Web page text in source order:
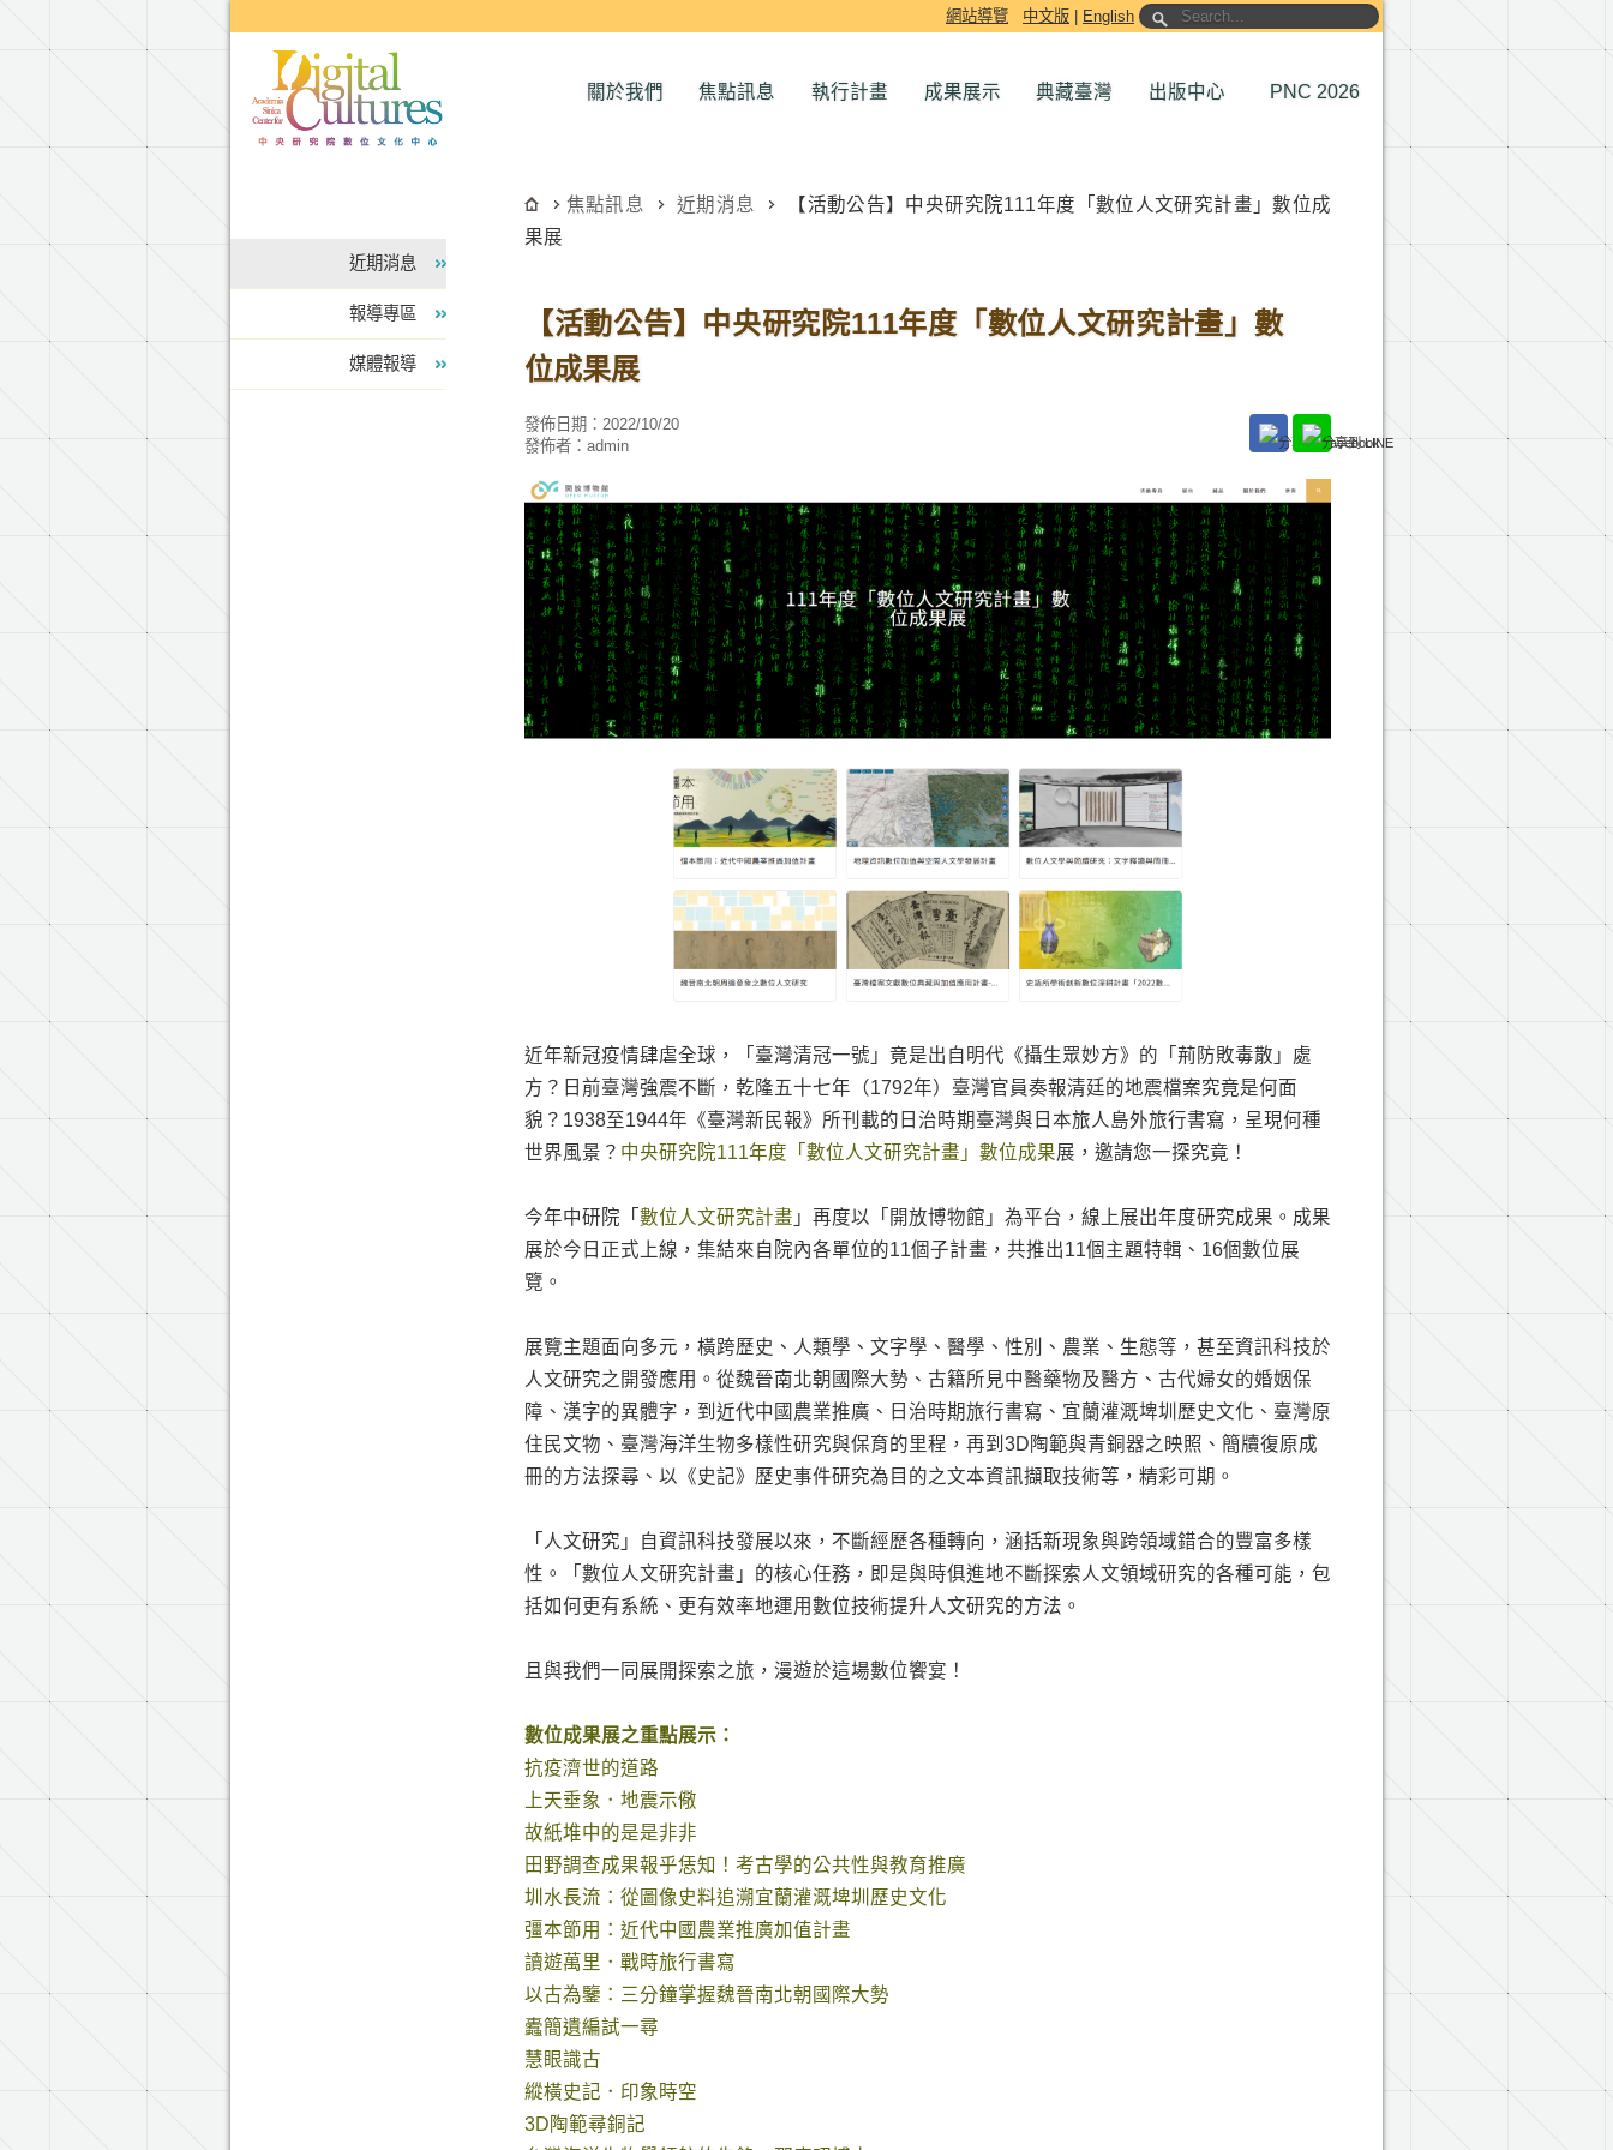
網站導覽 中文版 English
關於我們 焦點訊息 執行計畫 成果展示 典藏臺灣 出版中心 PNC 2026
近期消息
報導專區
媒體報導
焦點訊息 近期消息
【活動公告】中央研究院111年度「數位人文研究計畫」數位成
果展
【活動公告】中央研究院111年度「數位人文研究計畫」數
位成果展
發佈日期：2022/10/20
發佈者：admin
近年新冠疫情肆虐全球，「臺灣清冠一號」竟是出自明代《攝生眾妙方》的「荊防敗毒散」處
方？日前臺灣強震不斷，乾隆五十七年（1792年）臺灣官員奏報清廷的地震檔案究竟是何面
貌？1938至1944年《臺灣新民報》所刊載的日治時期臺灣與日本旅人島外旅行書寫，呈現何種
世界風景？ 中央研究院111年度「數位人文研究計畫」數位成果展，邀請您一探究竟！
今年中研院「數位人文研究計畫 」再度以「開放博物館」為平台，線上展出年度研究成果。成果
展於今日正式上線，集結來自院內各單位的11個子計畫，共推出11個主題特輯、16個數位展
覽。
展覽主題面向多元，橫跨歷史、人類學、文字學、醫學、性別、農業、生態等，甚至資訊科技於
人文研究之開發應用。從魏晉南北朝國際大勢、古籍所見中醫藥物及醫方、古代婦女的婚姻保
障、漢字的異體字，到近代中國農業推廣、日治時期旅行書寫、宜蘭灌溉埤圳歷史文化、臺灣原
住民文物、臺灣海洋生物多樣性研究與保育的里程，再到3D陶範與青銅器之映照、簡牘復原成
冊的方法探尋、以《史記》歷史事件研究為目的之文本資訊擷取技術等，精彩可期。
「人文研究」自資訊科技發展以來，不斷經歷各種轉向，涵括新現象與跨領域錯合的豐富多樣
性。「數位人文研究計畫」的核心任務，即是與時俱進地不斷探索人文領域研究的各種可能，包
括如何更有系統、更有效率地運用數位技術提升人文研究的方法。
且與我們一同展開探索之旅，漫遊於這場數位饗宴！
數位成果展之重點展示 ：
抗疫濟世的道路
上天垂象．地震示儆
故紙堆中的是是非非
田野調查成果報乎恁知！考古學的公共性與教育推廣
圳水長流：從圖像史料追溯宜蘭灌溉埤圳歷史文化
彊本節用：近代中國農業推廣加值計畫
讀遊萬里．戰時旅行書寫
以古為鑒：三分鐘掌握魏晉南北朝國際大勢
蠹簡遺編試一尋
慧眼識古
縱橫史記．印象時空
3D陶範尋銅記